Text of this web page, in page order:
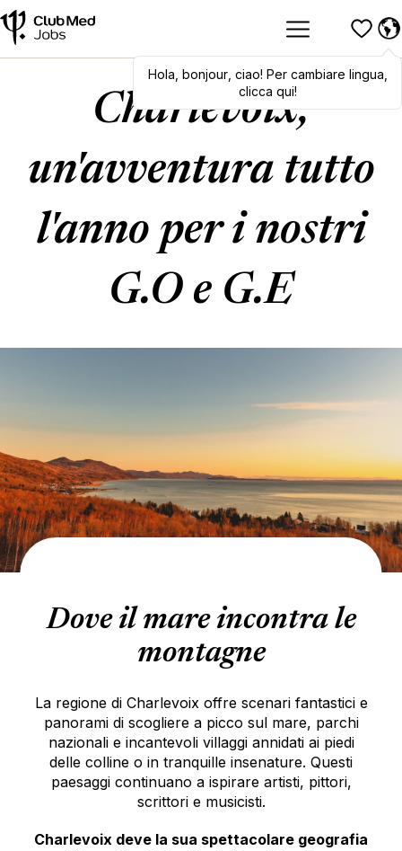
Hola bonjour, ciao! Per cambiare lingua,
clicca qui!
Charlevoix,
un'avventura tutto
l'anno per i nostri
G.O e G.E
Dove il mare incontra le
montagne
La regione di Charlevoix offre scenari fantastici e
panorami di scogliere a picco sul mare, parchi
nazionali e incantevoli villaggi annidati ai piedi
delle colline o in tranquille insenature. Questi
paesaggi continuano a ispirare artisti, pittori,
scrittori e musicisti.
Charlevoix deve la sua spettacolare geografia